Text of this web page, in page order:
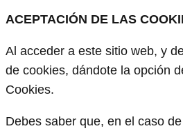
ACEPTACIÓN DE LAS
Al acceder a este sitio web, y
de cookies, dándote la opción
Cookies.
Debes saber que, en el caso